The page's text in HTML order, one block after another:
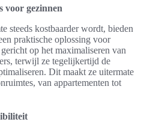
voor gezinnen
steeds kostbaarder wordt, bieden
praktische oplossing voor
op het maximaliseren van
terwijl ze tegelijkertijd de
Dit maakt ze uitermate
van appartementen tot